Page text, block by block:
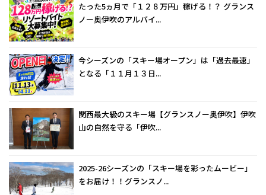
たった5ヵ月で「１２８万円」稼げる！？ グランス
ノー奥伊吹のアルバイ...
今シーズンの「スキー場オープン」は「過去最速」
となる「１１月１３日...
関西最大級のスキー場【グランスノー奥伊吹】伊吹
山の自然を守る「伊吹...
2025-26シーズンの「スキー場を彩ったムービー」
をお届け！！グランスノ...